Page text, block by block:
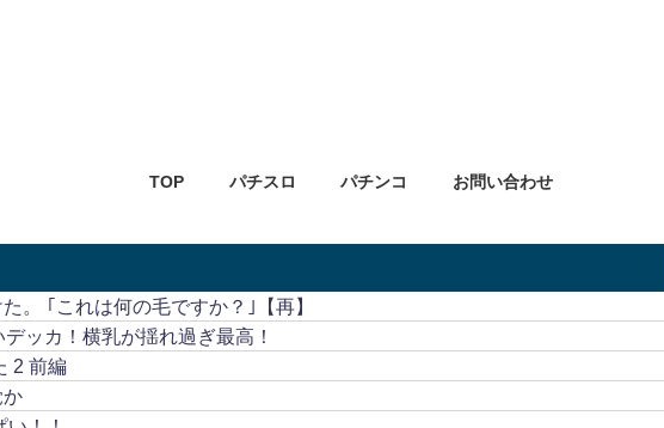
TOP パチスロ パチンコ お問い合わせ
。 ｢これは何の毛ですか？｣【再】
ッカ！横乳が揺れ過ぎ最高！
2 前編
か